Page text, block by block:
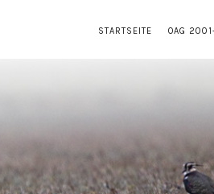
STARTSEITE OAG